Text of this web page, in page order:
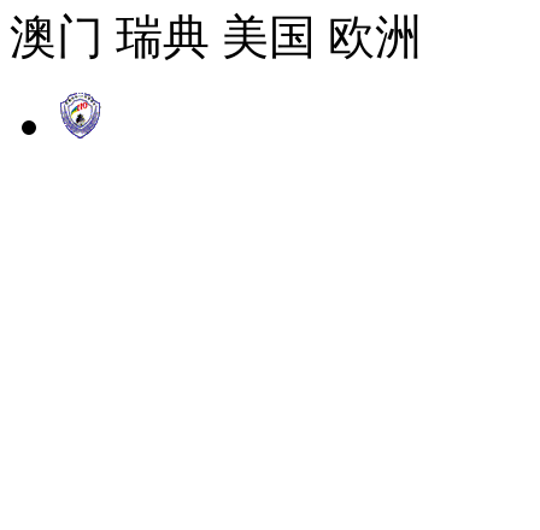
澳门 瑞典 美国 欧洲